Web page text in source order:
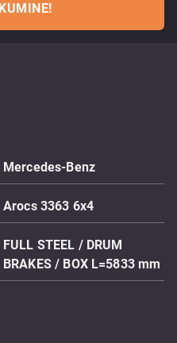
Mercedes-Benz
Arocs 3363 6x4
FULL STEEL / DRUM
BRAKES / BOX L=5833 mm